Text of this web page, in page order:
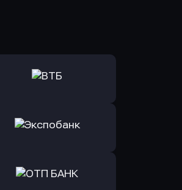
Оправить заявку
Оправить заявку